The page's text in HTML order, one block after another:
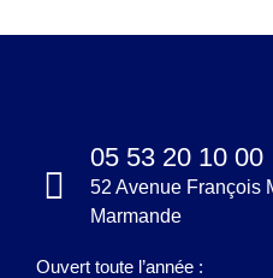
05 53 20 10 00
52 Avenue François
Marmande
Ouvert toute l’année :